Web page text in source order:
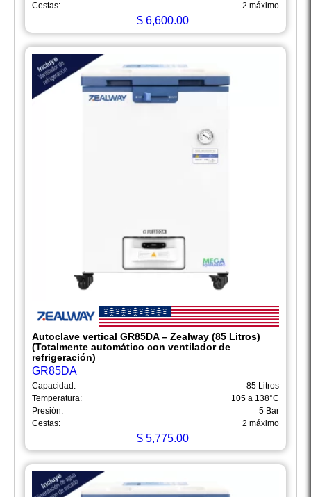
Cestas:
2 máximo
$6,600.00
Autoclave vertical GR85DA – Zealway (85 Litros)
(Totalmente automático con ventilador de
refrigeración)
GR85DA
Capacidad:
85 Litros
Temperatura:
105 a 138°C
Presión:
5 Bar
Cestas:
2 máximo
$5,775.00